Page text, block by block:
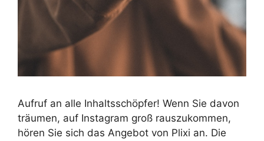
Aufruf an alle Inhaltsschöpfer! Wenn Sie davon
träumen, auf Instagram groß rauszukommen,
hören Sie sich das Angebot von Plixi an. Die